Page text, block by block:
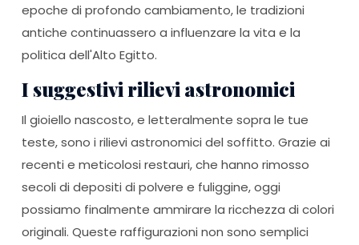
epoche di profondo cambiamento, le tradizioni
antiche continuassero a influenzare la vita e la
politica dell'Alto Egitto.
I suggestivi rilievi astronomici
Il gioiello nascosto, e letteralmente sopra le tue
teste, sono i rilievi astronomici del soffitto. Grazie ai
recenti e meticolosi restauri, che hanno rimosso
secoli di depositi di polvere e fuliggine, oggi
possiamo finalmente ammirare la ricchezza di colori
originali. Queste raffigurazioni non sono semplici